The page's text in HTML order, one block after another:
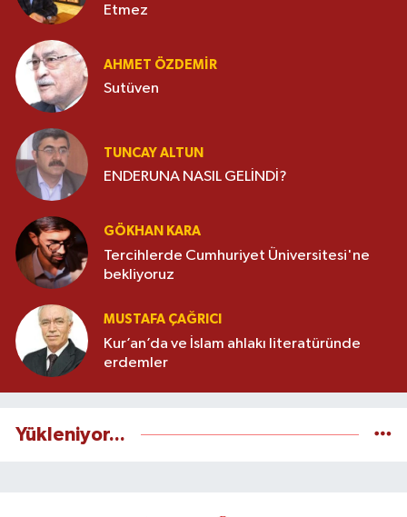
Etmez
AHMET ÖZDEMIR
Sutüven
TUNCAY ALTUN
ENDERUNA NASIL GELİNDİ?
GÖKHAN KARA
Tercihlerde Cumhuriyet Üniversitesi'ne
bekliyoruz
MUSTAFA ÇAĞRICI
Kur’an’da ve İslam ahlakı literatüründe
erdemler
Yükleniyor...